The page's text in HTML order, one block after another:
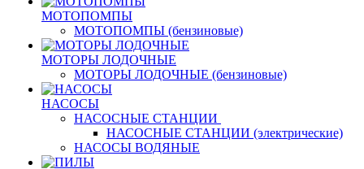
МОТОПОМПЫ
МОТОПОМПЫ (бензиновые)
МОТОРЫ ЛОДОЧНЫЕ
МОТОРЫ ЛОДОЧНЫЕ (бензиновые)
НАСОСЫ
НАСОСНЫЕ СТАНЦИИ
НАСОСНЫЕ СТАНЦИИ (электрические)
НАСОСЫ ВОДЯНЫЕ